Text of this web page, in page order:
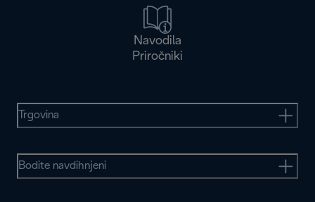
Navodila
Priročniki
Trgovina
Bodite navdihnjeni